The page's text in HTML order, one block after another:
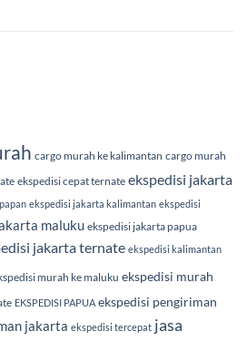
cargo murah ke kalimantan cargo murah
ekspedisi cepat ternate ekspedisi jakarta
ekspedisi jakarta kalimantan ekspedisi
maluku ekspedisi jakarta papua
jakarta ternate ekspedisi kalimantan
murah ke maluku ekspedisi murah
EKSPEDISI PAPUA ekspedisi pengiriman
jakarta ekspedisi tercepat jasa